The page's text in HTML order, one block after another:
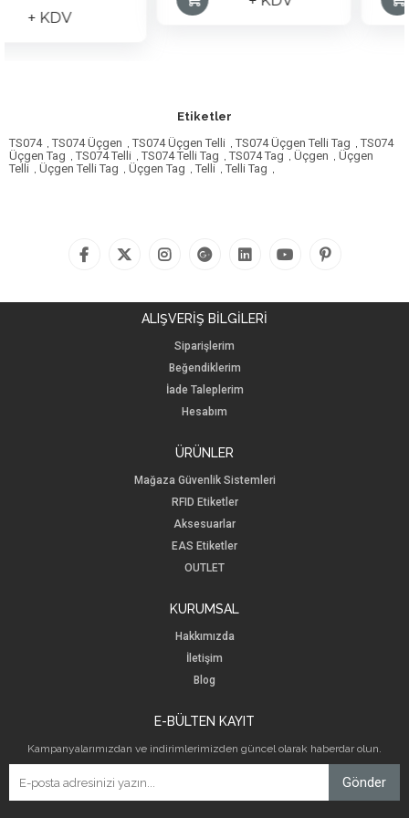
Etiketler
TS074 , TS074 Üçgen , TS074 Üçgen Telli , TS074 Üçgen Telli Tag , TS074
Üçgen Tag , TS074 Telli , TS074 Telli Tag , TS074 Tag , Üçgen , Üçgen
Telli , Üçgen Telli Tag , Üçgen Tag , Telli , Telli Tag ,
ALIŞVERİŞ BİLGİLERİ
Siparişlerim
Beğendiklerim
İade Taleplerim
Hesabım
ÜRÜNLER
Mağaza Güvenlik Sistemleri
RFID Etiketler
Aksesuarlar
EAS Etiketler
OUTLET
KURUMSAL
Hakkımızda
İletişim
Blog
E-BÜLTEN KAYIT
Kampanyalarımızdan ve indirimlerimizden güncel olarak haberdar olun.
Gönder